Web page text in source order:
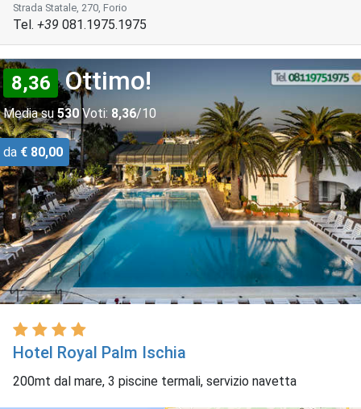
Strada Statale, 270, Forio
Tel. +39 081.1975.1975
8,36 Ottimo!
Media su 530 Voti: 8,36/10
da € 80,00
Hotel Royal Palm Ischia
200mt dal mare, 3 piscine termali, servizio navetta